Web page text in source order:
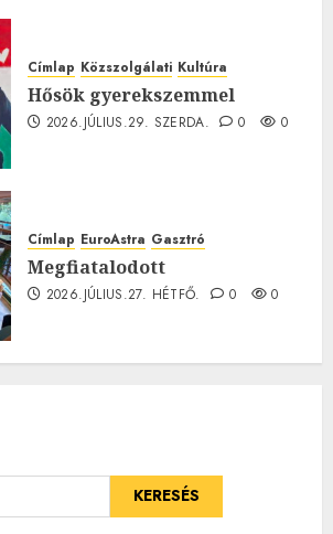
Címlap Közszolgálati Kultúra
Hősök gyerekszemmel
2026.JÚLIUS.29. SZERDA. 0 0
Címlap EuroAstra Gasztró
Megfiatalodott
2026.JÚLIUS.27. HÉTFŐ. 0 0
KERESÉS